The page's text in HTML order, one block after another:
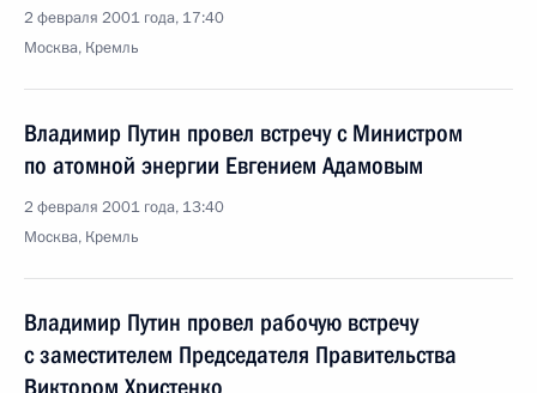
2 февраля 2001 года, 17:40
Москва, Кремль
Владимир Путин провел встречу с Министром
по атомной энергии Евгением Адамовым
2 февраля 2001 года, 13:40
Москва, Кремль
Владимир Путин провел рабочую встречу
с заместителем Председателя Правительства
Виктором Христенко